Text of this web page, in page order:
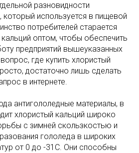
разновидности
который используется в пищевой
потребителей старается
оптом, чтобы обеспечить
предприятий вышеуказанных
где купить хлористый
достаточно лишь сделать
в интернете.
антигололедные материалы, в
хлористый кальций широко
с зимней скользкостью и
гололеда в широких
от 0 до -31С. Они способны